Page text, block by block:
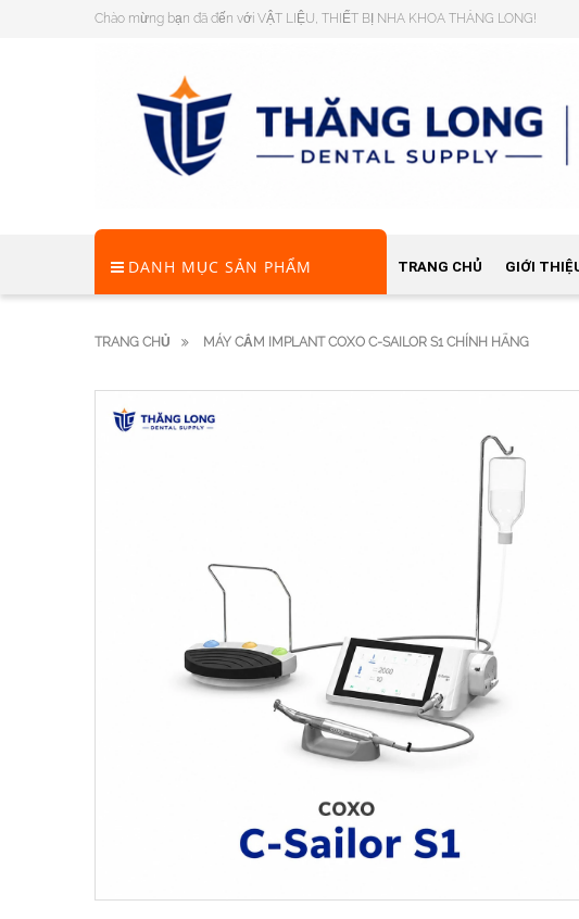
Chào mừng bạn đã đến với VẬT LIỆU, THIẾT BỊ NHA KHOA THĂNG LONG!
DANH MỤC SẢN PHẨM TRANG CHỦ GIỚI
TRANG CHỦ MÁY CẮM IMPLANT COXO C-SAILOR S1 CHÍNH HÃNG